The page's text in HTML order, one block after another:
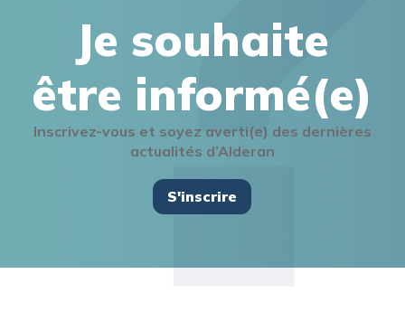
Je souhaite
être informé(e)
Inscrivez-vous et soyez averti(e) des dernières
actualités d’Alderan
S'inscrire